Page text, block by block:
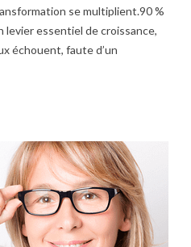
se multiplient.90 %
levier essentiel de croissance,
échouent, faute d’un